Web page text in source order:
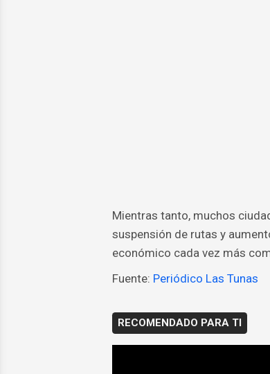
Mientras tanto, muchos
suspensión de rutas y
económico cada vez más
Fuente: Periódico Las Tunas
RECOMENDADO PARA TI